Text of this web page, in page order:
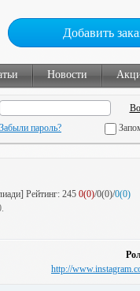
Добавить
Новости
Забыли пароль?
Рейтинг: 245 0(0)/0(0)/0(0)
http://